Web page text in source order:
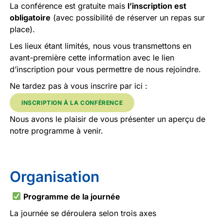
La conférence est gratuite mais l’inscription est
obligatoire (avec possibilité de réserver un repas sur
place).
Les lieux étant limités, nous vous transmettons en
avant-première cette information avec le lien
d’inscription pour vous permettre de nous rejoindre.
Ne tardez pas à vous inscrire par ici :
INSCRIPTION À LA CONFÉRENCE
Nous avons le plaisir de vous présenter un aperçu de
notre programme à venir.
Organisation
Programme de la journée
La journée se déroulera selon trois axes